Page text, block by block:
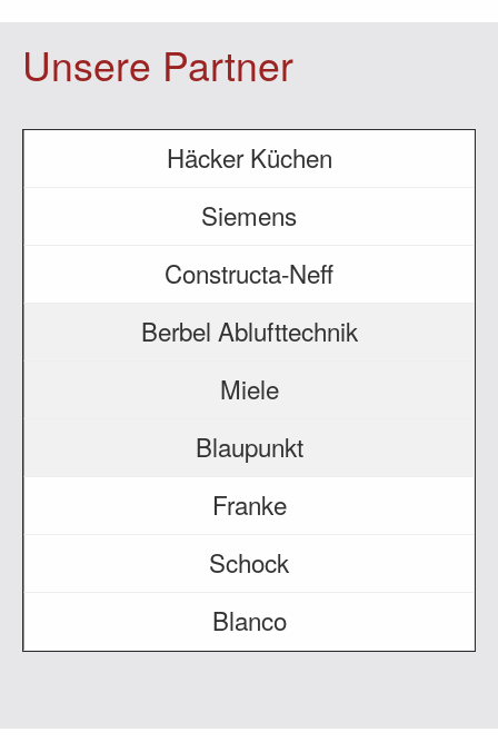
Unsere Partner
Häcker Küchen
Siemens
Constructa-Neff
Berbel Ablufttechnik
Miele
Blaupunkt
Franke
Schock
Blanco